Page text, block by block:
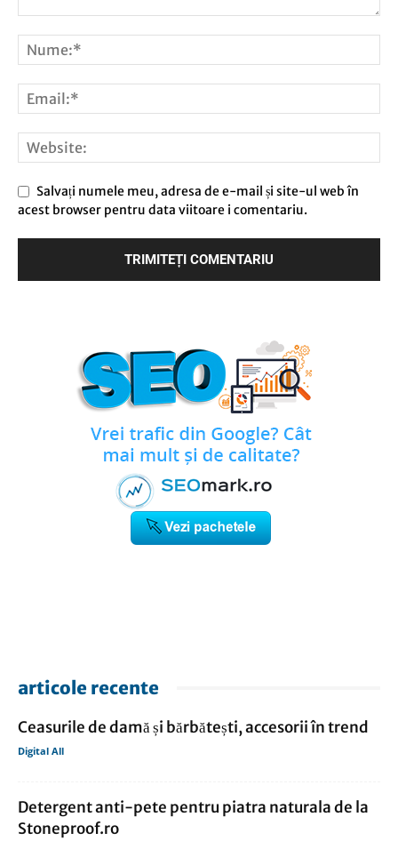
Salvați numele meu, adresa de e-mail și site-ul web în
acest browser pentru data viitoare i comentariu.
articole recente
Ceasurile de damă și bărbătești, accesorii în trend
Digital All
Detergent anti-pete pentru piatra naturala de la
Stoneproof.ro